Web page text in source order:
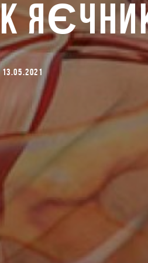
13.05.2021
> Що таке рак яєчників?